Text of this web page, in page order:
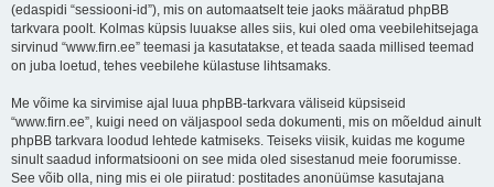
(edaspidi “sessiooni-id”), mis on automaatselt teie jaoks määratud phpBB
tarkvara poolt. Kolmas küpsis luuakse alles siis, kui oled oma veebilehitsejaga
sirvinud “www.firn.ee” teemasi ja kasutatakse, et teada saada millised teemad
on juba loetud, tehes veebilehe külastuse lihtsamaks.
Me võime ka sirvimise ajal luua phpBB-tarkvara väliseid küpsiseid
“www.firn.ee”, kuigi need on väljaspool seda dokumenti, mis on mõeldud ainult
phpBB tarkvara loodud lehtede katmiseks. Teiseks viisik, kuidas me kogume
sinult saadud informatsiooni on see mida oled sisestanud meie foorumisse.
See võib olla, ning mis ei ole piiratud: postitades anonüümse kasutajana